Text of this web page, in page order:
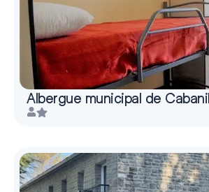
Albergue municipal de